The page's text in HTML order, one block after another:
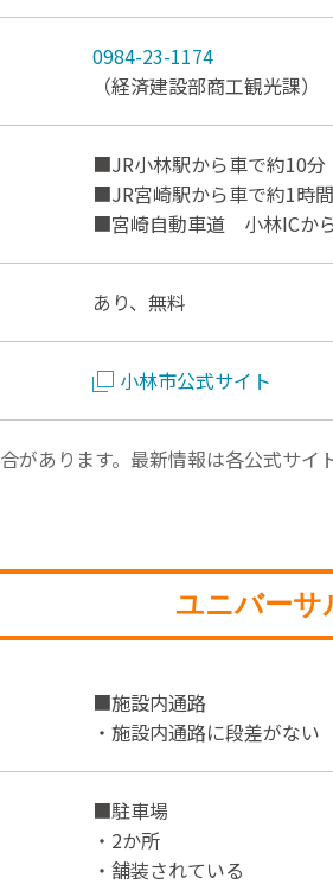
0984-23-1174
（経済建設部商工観光課）
■JR小林駅から車で約10分
■JR宮崎駅から車で約1時
■宮崎自動車道 小林ICか
あり、無料
小林市公式サイト
あります。最新情報は各公式サイ
ユニバーサ
■施設内通路
・施設内通路に段差がない
■駐車場
・2か所
・舗装されている